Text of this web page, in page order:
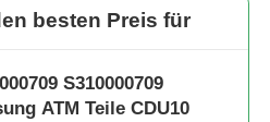
besten Preis für
S310000709
ATM Teile CDU10